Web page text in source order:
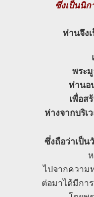
ซึ่งเป็นนิ
ท่านจึง
พระ
ท่านอ
เพื่อส
ห่างจากบริ
ซึ่งถือว่าเป็น
ไปจากความ
ต่อมาได้มีกา